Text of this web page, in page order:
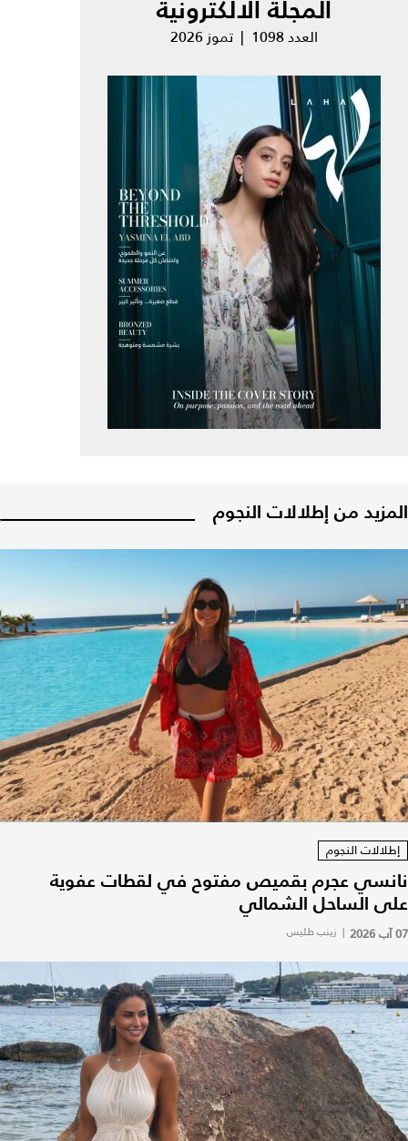
المجلة الالكترونية
العدد 1098 | تموز 2026
المزيد من إطلالات النجوم
إطلالات النجوم
نانسي عجرم بقميص مفتوح في لقطات عفوية
على الساحل الشمالي
07 آب 2026 | زينب طليس